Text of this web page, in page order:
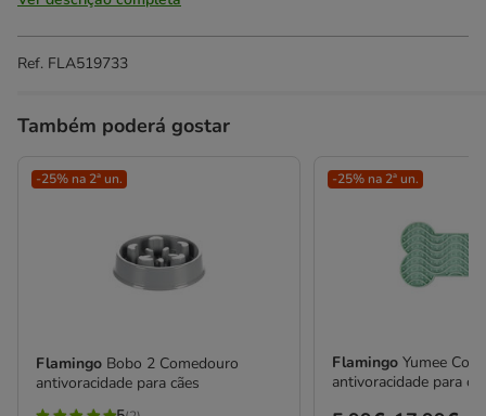
Ref. FLA519733
Também poderá gostar
-25% na 2ª un.
Flamingo Bobo 2 Comedouro
antivoracidade para cães
-25% na 2ª un.
FlamingoYumee
antivoracidade para